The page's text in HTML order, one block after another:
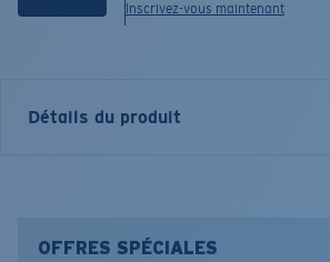
Inscrivez-vous maintenant
Détails du produit
that protection. From simple trucker
OFFRES SPÉCIALES